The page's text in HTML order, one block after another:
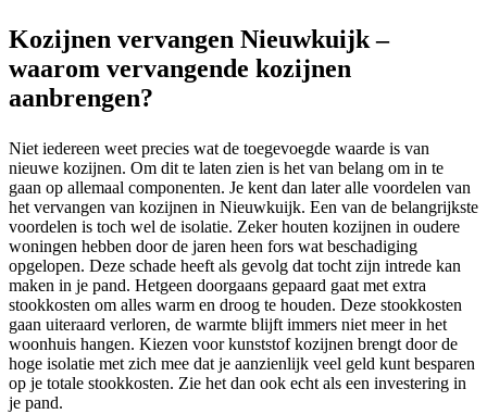
Kozijnen vervangen Nieuwkuijk –
waarom vervangende kozijnen
aanbrengen?
Niet iedereen weet precies wat de toegevoegde waarde is van
nieuwe kozijnen. Om dit te laten zien is het van belang om in te
gaan op allemaal componenten. Je kent dan later alle voordelen van
het vervangen van kozijnen in Nieuwkuijk. Een van de belangrijkste
voordelen is toch wel de isolatie. Zeker houten kozijnen in oudere
woningen hebben door de jaren heen fors wat beschadiging
opgelopen. Deze schade heeft als gevolg dat tocht zijn intrede kan
maken in je pand. Hetgeen doorgaans gepaard gaat met extra
stookkosten om alles warm en droog te houden. Deze stookkosten
gaan uiteraard verloren, de warmte blijft immers niet meer in het
woonhuis hangen. Kiezen voor kunststof kozijnen brengt door de
hoge isolatie met zich mee dat je aanzienlijk veel geld kunt besparen
op je totale stookkosten. Zie het dan ook echt als een investering in
je pand.